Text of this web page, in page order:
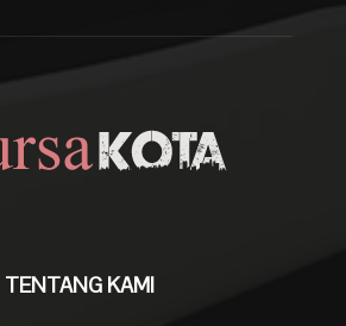
TENTANG KAMI